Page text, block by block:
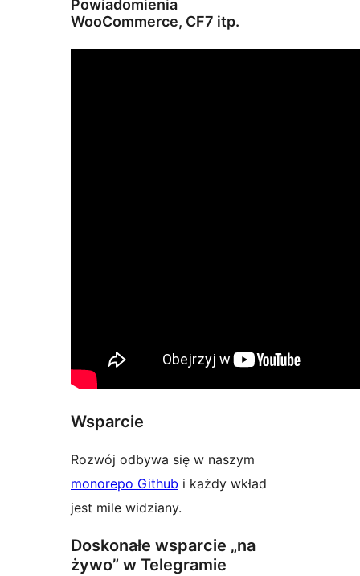
Powiadomienia
WooCommerce, CF7 itp.
Wsparcie
Rozwój odbywa się w naszym
monorepo Github i każdy wkład
jest mile widziany.
Doskonałe wsparcie „na
żywo” w Telegramie